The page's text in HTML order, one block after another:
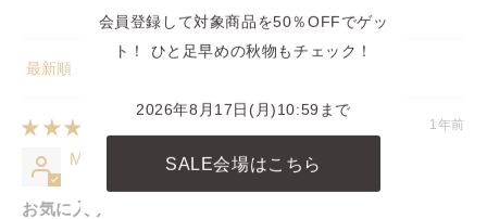
Sort by
1年前
Ma
お気に入り
会員登録して対象商品を50％OFFでゲッ
ト！ ひと足早めの秋物もチェック！
2026年8月17日(月)10:59まで
SALE会場はこちら